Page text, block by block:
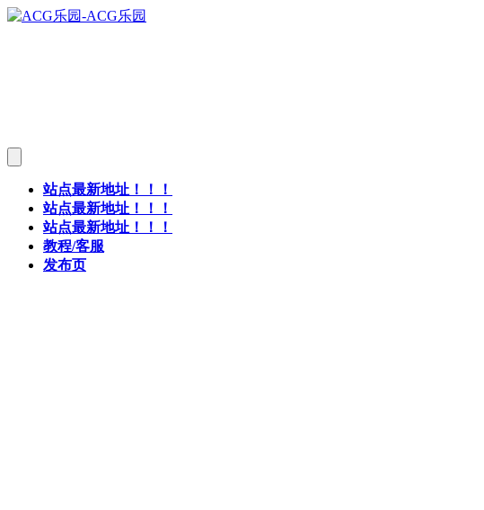
站点最新地址！！！
站点最新地址！！！
站点最新地址！！！
教程/客服
发布页